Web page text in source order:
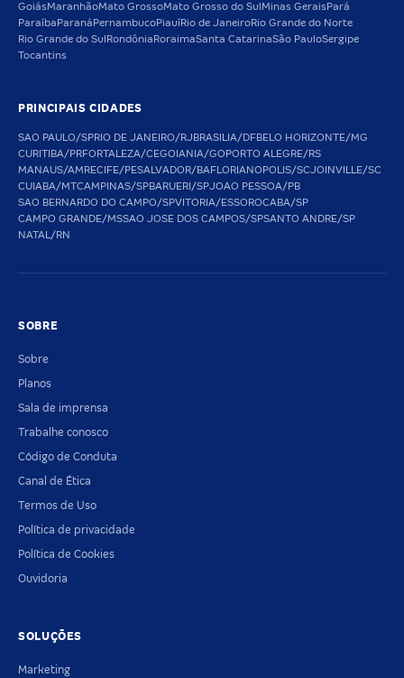
GoiásMaranhãoMato GrossoMato Grosso do Sul Minas Gerais Pará
Paraíba Paraná PernambucoPiauíRio de JaneiroRio Grande do Norte
Rio Grande do Sul Rondônia RoraimaSanta CatarinaSão PauloSergipe
Tocantins
PRINCIPAIS CIDADES
SAO PAULO/SPRIO DE JANEIRO/RJBRASILIA/DFBELO HORIZONTE/MG
CURITIBA/PRFORTALEZA/CEGOIANIA/GOPORTO ALEGRE/RS
MANAUS/AMRECIFE/PESALVADOR/BAFLORIANOPOLIS/SCJOINVILLE/SC
CUIABA/MTCAMPINAS/SPBARUERI/SPJOAO PESSOA/PB
SAO BERNARDO DO CAMPO/SPVITORIA/ESSOROCABA/SP
CAMPO GRANDE/MSSAO JOSE DOS CAMPOS/SPSANTO ANDRE/SP
NATAL/RN
SOBRE
Sobre
Planos
Sala de imprensa
Trabalhe conosco
Código de Conduta
Canal de Ética
Termos de Uso
Política de privacidade
Política de Cookies
Ouvidoria
SOLUÇÕES
Marketing